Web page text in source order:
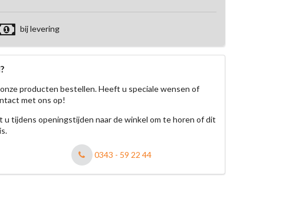
bij levering
producten bestellen. Heeft u speciale wensen of
met ons op!
u tijdens openingstijden naar de winkel om te horen of dit
0343 - 59 22 44